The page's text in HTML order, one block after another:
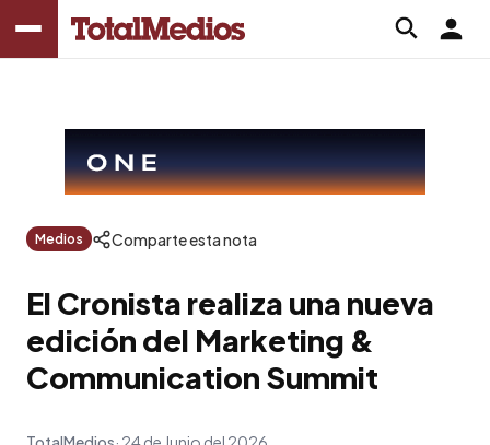
Medios Comparte esta nota
El Cronista realiza una nueva
edición del Marketing &
Communication Summit